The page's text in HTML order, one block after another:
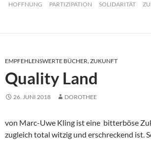
HOFFNUNG PARTIZIPATION SOLIDARITÄT
EMPFEHLENSWERTE BÜCHER,ZUKUNFT
Quality Land
26. JUNI 2018 DOROTHEE
von Marc-Uwe Kling ist eine bitterböse
zugleich total witzig und erschreckend ist.